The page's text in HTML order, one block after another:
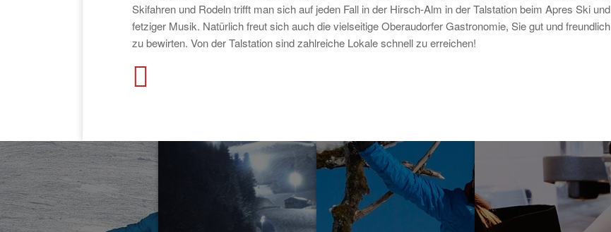
Skifahren und Rodeln trifft man sich auf jeden Fall in der Hirsch-Alm in der Talstation beim Apres Ski und
fetziger Musik. Natürlich freut sich auch die vielseitige Oberaudorfer Gastronomie, Sie gut und freundlich
zu bewirten. Von der Talstation sind zahlreiche Lokale schnell zu erreichen!